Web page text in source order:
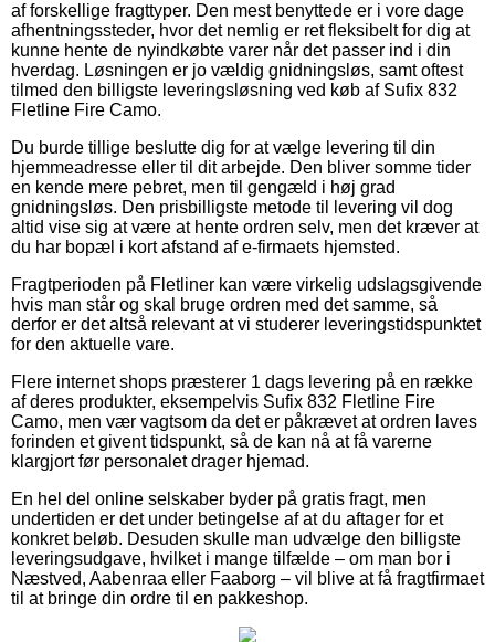
af forskellige fragttyper. Den mest benyttede er i vore dage
afhentningssteder, hvor det nemlig er ret fleksibelt for dig at
kunne hente de nyindkøbte varer når det passer ind i din
hverdag. Løsningen er jo vældig gnidningsløs, samt oftest
tilmed den billigste leveringsløsning ved køb af Sufix 832
Fletline Fire Camo.
Du burde tillige beslutte dig for at vælge levering til din
hjemmeadresse eller til dit arbejde. Den bliver somme tider
en kende mere pebret, men til gengæld i høj grad
gnidningsløs. Den prisbilligste metode til levering vil dog
altid vise sig at være at hente ordren selv, men det kræver at
du har bopæl i kort afstand af e-firmaets hjemsted.
Fragtperioden på Fletliner kan være virkelig udslagsgivende
hvis man står og skal bruge ordren med det samme, så
derfor er det altså relevant at vi studerer leveringstidspunktet
for den aktuelle vare.
Flere internet shops præsterer 1 dags levering på en række
af deres produkter, eksempelvis Sufix 832 Fletline Fire
Camo, men vær vagtsom da det er påkrævet at ordren laves
forinden et givent tidspunkt, så de kan nå at få varerne
klargjort før personalet drager hjemad.
En hel del online selskaber byder på gratis fragt, men
undertiden er det under betingelse af at du aftager for et
konkret beløb. Desuden skulle man udvælge den billigste
leveringsudgave, hvilket i mange tilfælde – om man bor i
Næstved, Aabenraa eller Faaborg – vil blive at få fragtfirmaet
til at bringe din ordre til en pakkeshop.